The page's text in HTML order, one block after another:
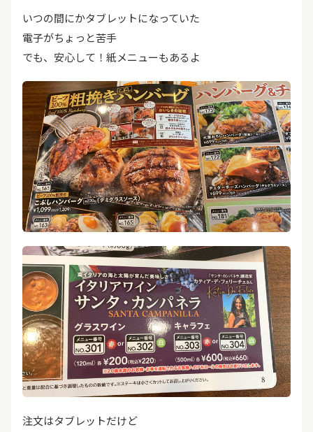
いつの間にかタブレットになっていた
電子がちょっと苦手
でも、安心して！紙メニューもあるよ
注文はタブレットだけど